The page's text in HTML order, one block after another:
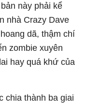
này phải kể
nhà Crazy Dave
dã, thậm chí
zombie xuyên
hay quá khứ của
chia thành ba giai